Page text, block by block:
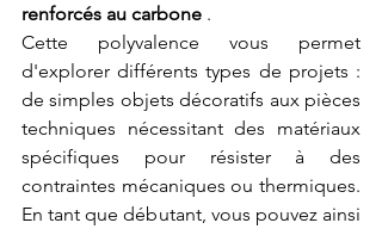
renforcés au carbone .
Cette polyvalence vous permet
d'explorer différents types de projets :
de simples objets décoratifs aux pièces
techniques nécessitant des matériaux
spécifiques pour résister à des
contraintes mécaniques ou thermiques.
En tant que débutant, vous pouvez ainsi